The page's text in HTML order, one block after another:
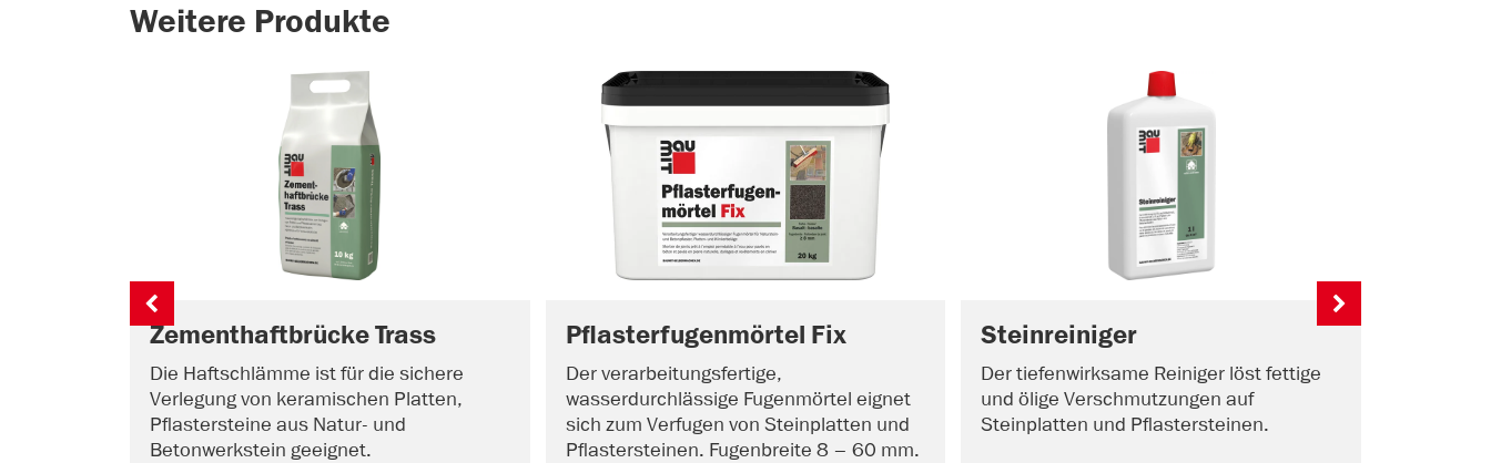
Weitere Produkte
Zementhaftbrücke Trass
Die Haftschlämme ist für die sichere
Verlegung von keramischen Platten,
Pflastersteine aus Natur- und
Betonwerkstein geeignet.
Pflasterfugenmörtel Fix
Der verarbeitungsfertige,
wasserdurchlässige Fugenmörtel eignet
sich zum Verfugen von Steinplatten und
Pflastersteinen. Fugenbreite 8 – 60 mm.
Steinreiniger
Der tiefenwirksame Reiniger löst fettige
und ölige Verschmutzungen auf
Steinplatten und Pflastersteinen.